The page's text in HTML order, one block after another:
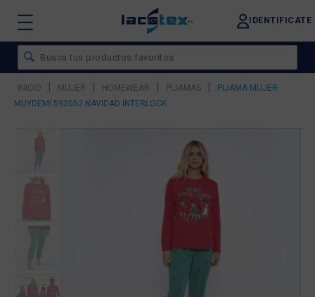
IDENTIFICATE
INICIO | MUJER | HOMEWEAR | PIJAMAS |
PIJAMA MUJER
MUYDEMI 592052 NAVIDAD INTERLOCK